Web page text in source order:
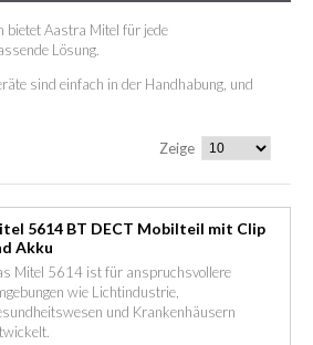
bietet Aastra Mitel für jede
Lösung.
sind einfach in der Handhabung, und
Zeige
5614 BT DECT Mobilteil mit Clip
Akku
Mitel 5614 ist für anspruchsvollere
wie Lichtindustrie,
und Krankenhäusern